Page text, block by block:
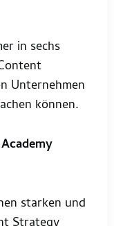
in sechs
Unternehmen
können.
starken und